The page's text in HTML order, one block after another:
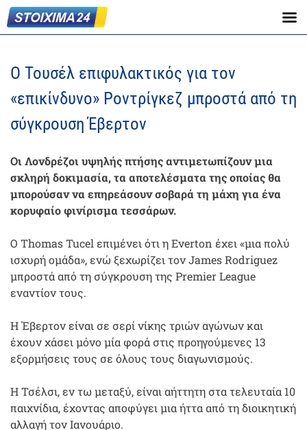
Ο Τουσέλ επιφυλακτικός για τον
«επικίνδυνο» Ροντρίγκεζ μπροστά από τη
σύγκρουση Έβερτον
Οι Λονδρέζοι υψηλής πτήσης αντιμετωπίζουν μια
σκληρή δοκιμασία, τα αποτελέσματα της οποίας θα
μπορούσαν να επηρεάσουν σοβαρά τη μάχη για ένα
κορυφαίο φινίρισμα τεσσάρων.
Ο Thomas Tucel επιμένει ότι η Everton έχει «μια πολύ
ισχυρή ομάδα», ενώ ξεχωρίζει τον James Rodriguez
μπροστά από τη σύγκρουση της Premier League
εναντίον τους.
Η Έβερτον είναι σε σερί νίκης τριών αγώνων και
έχουν χάσει μόνο μία φορά στις προηγούμενες 13
εξορμήσεις τους σε όλους τους διαγωνισμούς.
Η Τσέλσι, εν τω μεταξύ, είναι αήττητη στα τελευταία 10
παιχνίδια, έχοντας αποφύγει μια ήττα από τη διοικητική
αλλαγή τον Ιανουάριο.